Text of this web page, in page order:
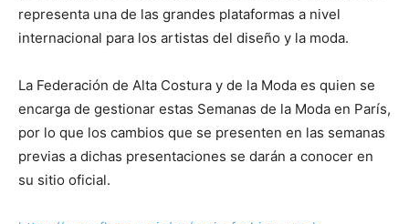
representa una de las grandes plataformas a nivel
internacional para los artistas del diseño y la moda.
La Federación de Alta Costura y de la Moda es quien se
encarga de gestionar estas Semanas de la Moda en París,
por lo que los cambios que se presenten en las semanas
previas a dichas presentaciones se darán a conocer en
su sitio oficial.